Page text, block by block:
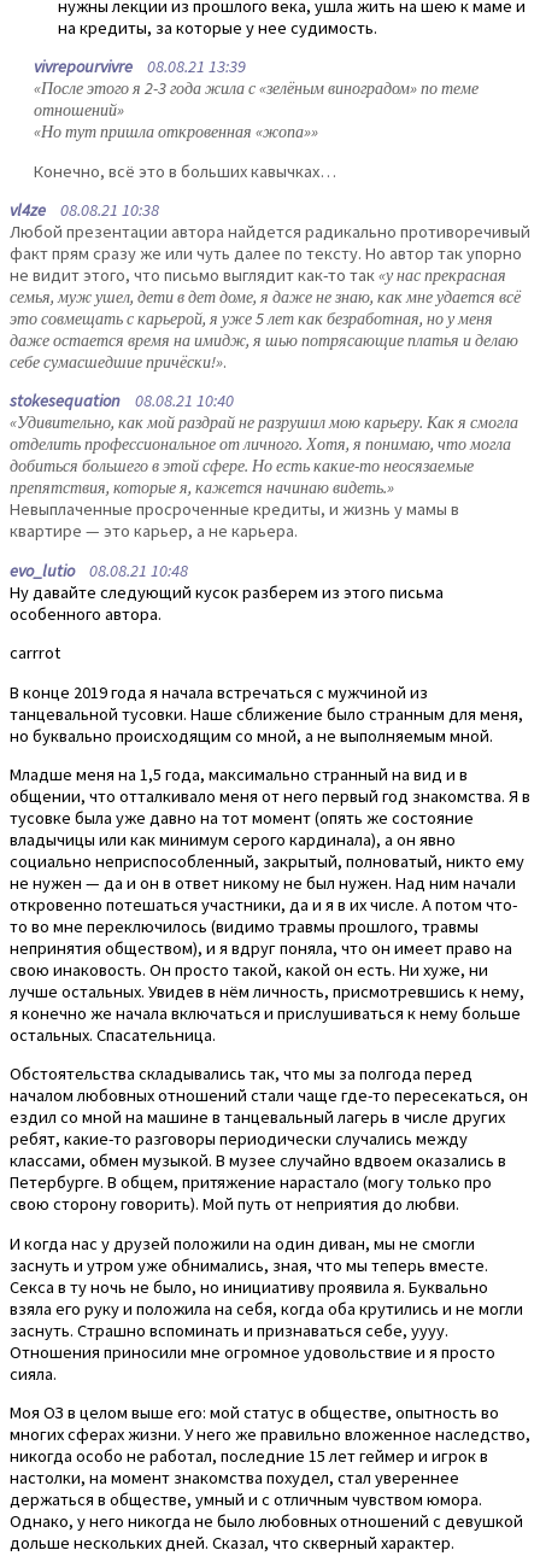
нужны лекции из прошлого века, ушла жить на шею к маме и
на кредиты, за которые у нее судимость.
vivrepourvivre 08.08.21 13:39
«После этого я 2-3 года жила с «зелёным виноградом» по теме
отношений»
«Но тут пришла откровенная «жопа»»
Конечно, всё это в больших кавычках…
vl4ze 08.08.21 10:38
Любой презентации автора найдется радикально противоречивый
факт прям сразу же или чуть далее по тексту. Но автор так упорно
не видит этого, что письмо выглядит как-то так«у нас прекрасная
семья, муж ушел, дети в дет доме, я даже не знаю, как мне удается всё
это совмещать с карьерой, я уже 5 лет как безработная, но у меня
даже остается время на имидж, я шью потрясающие платья и делаю
себе сумасшедшие причёски!».
stokesequation 08.08.21 10:40
«Удивительно, как мой раздрай не разрушил мою карьеру. Как я смогла
отделить профессиональное от личного. Хотя, я понимаю, что могла
добиться большего в этой сфере. Но есть какие-то неосязаемые
препятствия, которые я, кажется начинаю видеть.»
Невыплаченные просроченные кредиты, и жизнь у мамы в
квартире — это карьер, а не карьера.
evo_lutio08.08.21 10:48
Ну давайте следующий кусок разберем из этого письма
особенного автора.
carrrot
В конце 2019 года я начала встречаться с мужчиной из
танцевальной тусовки. Наше сближение было странным для меня,
но буквально происходящим со мной, а не выполняемым мной.
Младше меня на 1,5 года, максимально странный на вид и в
общении, что отталкивало меня от него первый год знакомства. Я в
тусовке была уже давно на тот момент (опять же состояние
владычицы или как минимум серого кардинала), а он явно
социально неприспособленный, закрытый, полноватый, никто ему
не нужен — да и он в ответ никому не был нужен. Над ним начали
откровенно потешаться участники, да и я в их числе. А потом что-
то во мне переключилось (видимо травмы прошлого, травмы
непринятия обществом), и я вдруг поняла, что он имеет право на
свою инаковость. Он просто такой, какой он есть. Ни хуже, ни
лучше остальных. Увидев в нём личность, присмотревшись к нему,
я конечно же начала включаться и прислушиваться к нему больше
остальных. Спасательница.
Обстоятельства складывались так, что мы за полгода перед
началом любовных отношений стали чаще где-то пересекаться, он
ездил со мной на машине в танцевальный лагерь в числе других
ребят, какие-то разговоры периодически случались между
классами, обмен музыкой. В музее случайно вдвоем оказались в
Петербурге. В общем, притяжение нарастало (могу только про
свою сторону говорить). Мой путь от неприятия до любви.
И когда нас у друзей положили на один диван, мы не смогли
заснуть и утром уже обнимались, зная, что мы теперь вместе.
Секса в ту ночь не было, но инициативу проявила я. Буквально
взяла его руку и положила на себя, когда оба крутились и не могли
заснуть. Страшно вспоминать и признаваться себе, уууу.
Отношения приносили мне огромное удовольствие и я просто
сияла.
Моя ОЗ в целом выше его: мой статус в обществе, опытность во
многих сферах жизни. У него же правильно вложенное наследство,
никогда особо не работал, последние 15 лет геймер и игрок в
настолки, на момент знакомства похудел, стал увереннее
держаться в обществе, умный и с отличным чувством юмора.
Однако, у него никогда не было любовных отношений с девушкой
дольше нескольких дней. Сказал, что скверный характер.